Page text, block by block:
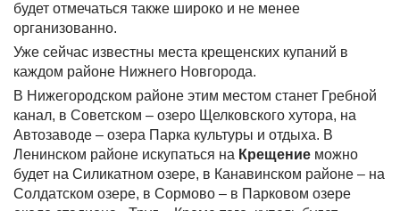
будет отмечаться также широко и не менее
организованно.
Уже сейчас известны места крещенских купаний в
каждом районе Нижнего Новгорода.
В Нижегородском районе этим местом станет Гребной
канал, в Советском – озеро Щелковского хутора, на
Автозаводе – озера Парка культуры и отдыха. В
Ленинском районе искупаться на Крещение можно
будет на Силикатном озере, в Канавинском районе – на
Солдатском озере, в Сормово – в Парковом озере